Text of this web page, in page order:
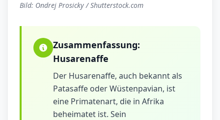
Bild: Ondrej Prosicky / Shutterstock.com
Zusammenfassung:
Husarenaffe
Der Husarenaffe, auch bekannt als
Patasaffe oder Wüstenpavian, ist
eine Primatenart, die in Afrika
beheimatet ist. Sein